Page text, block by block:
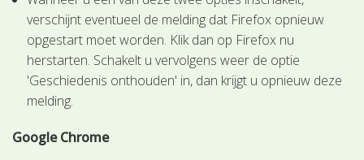
verschijnt eventueel de melding dat Firefox opnieuw
opgestart moet worden. Klik dan op Firefox nu
herstarten. Schakelt u vervolgens weer de optie
'Geschiedenis onthouden' in, dan krijgt u opnieuw deze
melding.
Google Chrome